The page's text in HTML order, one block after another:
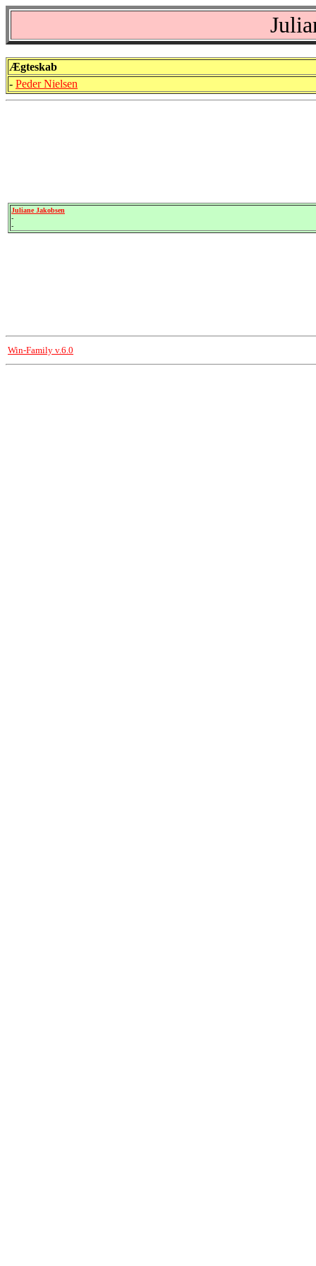
Ægteskab
- Peder Nielsen
Juliane Jakobsen
-
-
Win-Family v.6.0